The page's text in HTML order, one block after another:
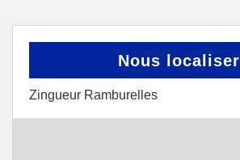
Nous localiser
Zingueur Ramburelles